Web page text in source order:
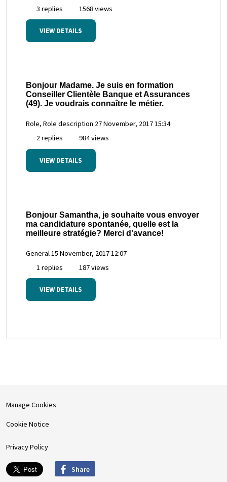
3 replies
1568 views
VIEW DETAILS
Bonjour Madame. Je suis en formation
Conseiller Clientèle Banque et Assurances
(49). Je voudrais connaître le métier.
Role, Role description 27 November, 2017 15:34
2 replies
984 views
VIEW DETAILS
Bonjour Samantha, je souhaite vous envoyer
ma candidature spontanée, quelle est la
meilleure stratégie? Merci d'avance!
General 15 November, 2017 12:07
1 replies
187 views
VIEW DETAILS
Manage Cookies
Cookie Notice
Privacy Policy
Share